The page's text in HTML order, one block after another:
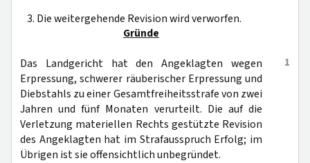
3. Die weitergehende Revision wird verworfen.
Gründe
1
Das Landgericht hat den Angeklagten wegen
Erpressung, schwerer räuberischer Erpressung und
Diebstahls zu einer Gesamtfreiheitsstrafe von zwei
Jahren und fünf Monaten verurteilt. Die auf die
Verletzung materiellen Rechts gestützte Revision
des Angeklagten hat im Strafausspruch Erfolg; im
Übrigen ist sie offensichtlich unbegründet.